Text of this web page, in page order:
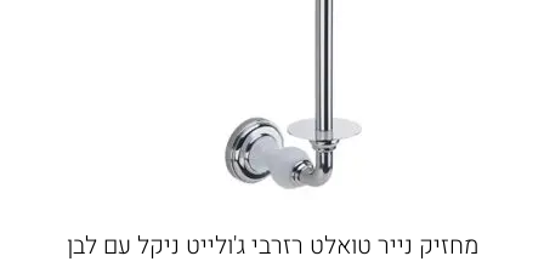
מחזיק נייר טואלט רזרבי ג'ולייט ניקל עם לבן